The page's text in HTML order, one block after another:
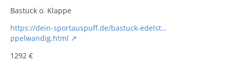
Möchte Sound , aber kein Dröhnen soll präsents sein.
Ich hab hab jetzt öfter die von Inox gesehen aber die
dröhnen glaub ich voll. Milltek wirkt mir zu leise ,
Bastuck mit Klappe bestimmt geil aber 1800€ aufwärts
tut dann auch mir etwas weh. Ragazzon hab ich auch oft
Bastuck o. Klappe
https://dein-sportauspuff.de/bastuck-edelst…
ppelwandig.html
1292 €